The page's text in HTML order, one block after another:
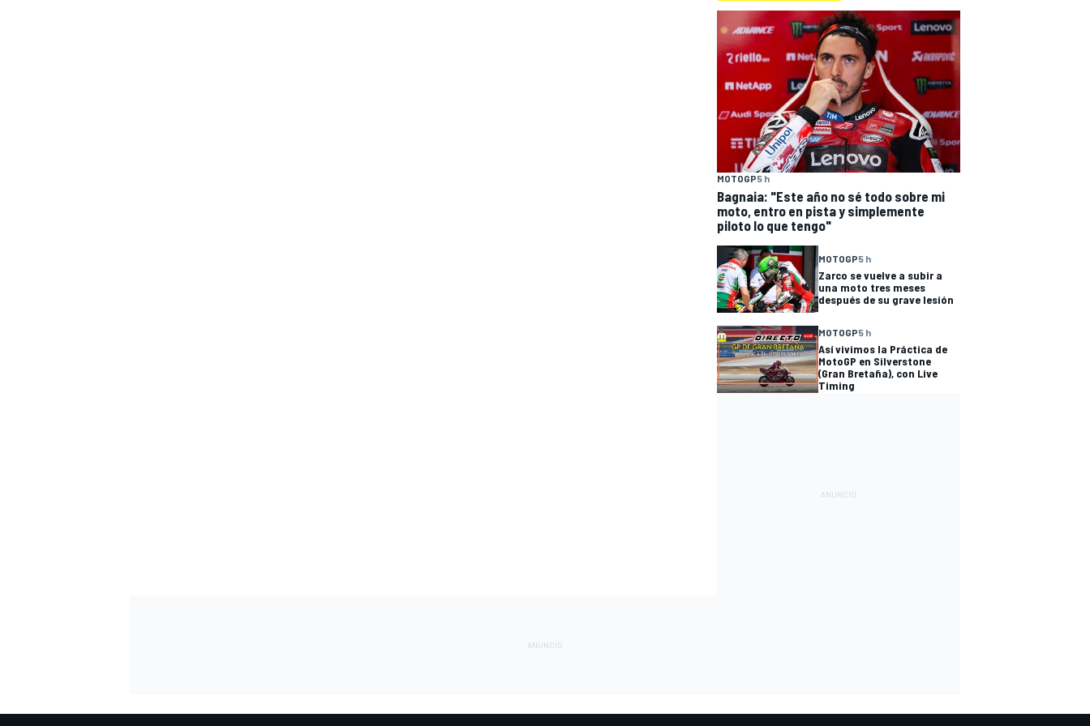
MOTOGP5 h
Bagnaia: "Este año no sé todo sobre mi
moto, entro en pista y simplemente
piloto lo que tengo"
MOTOGP5 h
Zarco se vuelve a subir a
una moto tres meses
después de su grave lesión
MOTOGP5 h
Así vivimos la Práctica de
MotoGP en Silverstone
(Gran Bretaña), con Live
Timing